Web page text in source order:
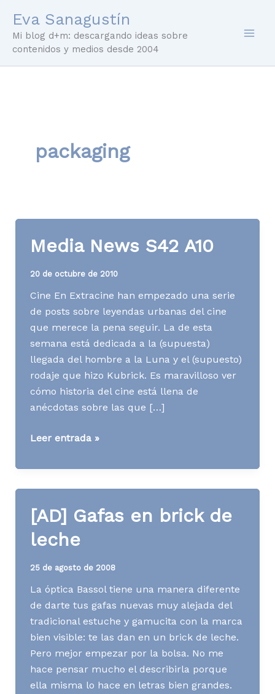
contenido
Eva Sanagustín
Mi blog d+m: descargando ideas sobre
contenidos y medios desde 2004
packaging
Media News S42 A10
20 de octubre de 2010
Cine En Extracine han empezado una serie
de posts sobre leyendas urbanas del cine
que merece la pena seguir. La de esta
semana está dedicada a la (supuesta)
llegada del hombre a la Luna y el (supuesto)
rodaje que hizo Kubrick. Es maravilloso ver
cómo historia del cine está llena de
anécdotas sobre las que […]
Media
S42
Leer entrada »
[AD] Gafas en brick de
leche
25 de agosto de 2008
La óptica Bassol tiene una manera diferente
de darte tus gafas nuevas muy alejada del
tradicional estuche y gamucita con la marca
bien visible: te las dan en un brick de leche.
Pero mejor empezar por la bolsa. No me
hace pensar mucho el describirla porque
ella misma lo hace en letras bien grandes.